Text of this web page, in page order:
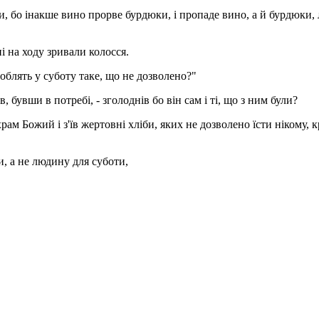
бо інакше вино прорве бурдюки, і пропаде вино, а й
на ходу зривали колосся.
у суботу таке, що не дозволено?"
в потребі, - зголоднів бо він сам і ті, що з ним були?
Божий і з'їв жертовні хліби, яких не дозволено їсти нікому,
а не людину для суботи,